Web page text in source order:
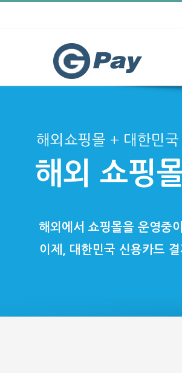
해외 쇼핑
해외쇼핑몰 + 대한민
해외에서 쇼핑몰을 운영중
이제, 대한민국 신용카드